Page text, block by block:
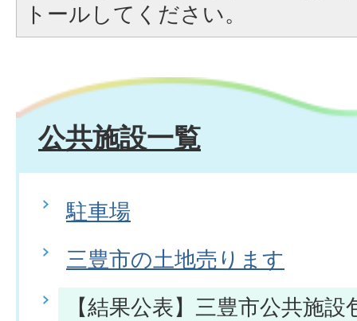
トールしてください。
公共施設一覧
駐車場
三豊市の土地売ります
【結果公表】三豊市公共施